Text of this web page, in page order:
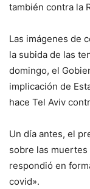
también contra la
Las imágenes de
la subida de las
domingo, el
implicación de
hace Tel Aviv
Un día antes, el
sobre las muertes
respondió en
covid».